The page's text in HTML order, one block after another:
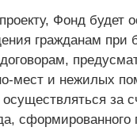
Фонд будет
гражданам при
мест и нежилых
за
сформированного